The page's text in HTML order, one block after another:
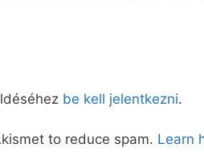
be kell jelentkezni.
to reduce spam. Learn